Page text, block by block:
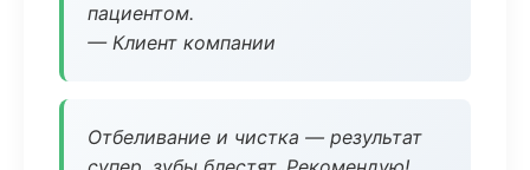
пациентом.
— Клиент компании
Отбеливание и чистка — результат